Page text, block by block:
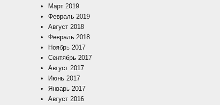
Март 2019
Февраль 2019
Август 2018
Февраль 2018
Ноябрь 2017
Сентябрь 2017
Август 2017
Июнь 2017
Январь 2017
Август 2016